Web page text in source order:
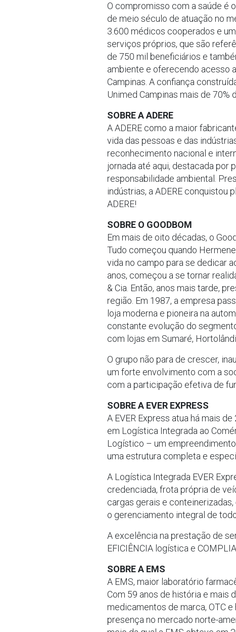
O compromisso com a saúde é
de meio século de atuação no
3.600 médicos cooperados e
serviços próprios, que são
de 750 mil beneficiários e
ambiente e oferecendo acesso
Campinas. A confiança
Unimed Campinas mais de
SOBRE A ADERE
A ADERE como a maior
vida das pessoas e das
reconhecimento nacional e
jornada até aqui, destacada
responsabilidade ambiental.
indústrias, a ADERE conquistou
ADERE!
SOBRE O GOODBOM
Em mais de oito décadas, o
Tudo começou quando
vida no campo para se dedicar
anos, começou a se tornar
& Cia. Então, anos mais tarde,
região. Em 1987, a empresa
loja moderna e pioneira na
constante evolução do
com lojas em Sumaré,
O grupo não para de crescer,
um forte envolvimento com a
com a participação efetiva de
SOBRE A EVER EXPRESS
A EVER Express atua há mais
em Logística Integrada ao
Logístico – um
uma estrutura completa e
A Logística Integrada EVER
credenciada, frota própria de
cargas gerais e
o gerenciamento integral de
A excelência na prestação de
EFICIÊNCIA logística e
SOBRE A EMS
A EMS, maior laboratório
Com 59 anos de história e mais
medicamentos de marca, OTC
presença no mercado norte-